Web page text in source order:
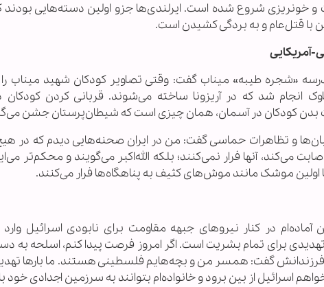
سال پیش با جنایت و خونریزی شروع شده است. ایرلندی‌ها جزو اولین دسته‌هایی
با قتل‌عام و به بردگی کشیدن است.
آمریکایی
«شجره طیبه» میناب گفت: وقتی تصاویر کودکان شهید میناب را
شد که در آریزونا ساخته می‌شوند. قربانی کردن کودکان
کودکان در آسمان، همان چیزی است که شیطان‌پرستان جشن
و تظاهرات حماسی گفت: من در ایران صحنه‌هایی دیدم که در
می‌کند، آنها فرار نمی‌کنند؛ بلکه الله‌اکبر می‌گویند و محکم‌تر
با اولین موشک مانند موش‌های کثیف به پناهگاه‌ها فرار می‌کنند.
آماده‌ام در کنار نیروهای جبهه مقاومت برای نابودی اسرائیل
برای تمام بشریت است. اگر امروز فرصت پیدا کنم، اسلحه به
گفت: همسر من و بچه‌هایم فلسطینی هستند. ما بارها
اسرائیل از بین برود و خانواده‌ام بتوانند به سرزمین اجدادی خود